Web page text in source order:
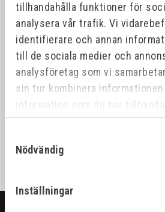
tillhandahålla funktioner för
analysera vår trafik. Vi
identifierare och annan
till de sociala medier och
analysföretag som vi
sin tur kombinera informationen
information som du har
har samlat in när du har använt
Nödvändig
Inställningar
KOLBORST TILL
LÄGESSTÄLLARE
302929
455,00 kr